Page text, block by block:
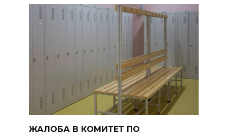
ЖАЛОБА В КОМИТЕТ ПО